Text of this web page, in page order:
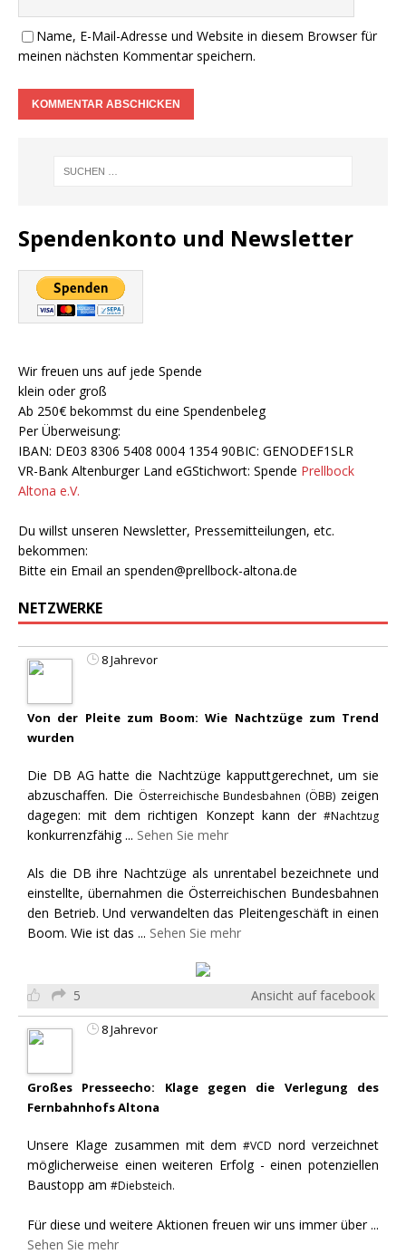
Name, E-Mail-Adresse und Website in diesem Browser für
meinen nächsten Kommentar speichern.
Spendenkonto und Newsletter
Wir freuen uns auf jede Spende
klein oder groß
Ab 250€ bekommst du eine Spendenbeleg
Per Überweisung:
IBAN: DE03 8306 5408 0004 1354 90BIC: GENODEF1SLR
VR-Bank Altenburger Land eGStichwort: Spende Prellbock
Altona e.V.
Du willst unseren Newsletter, Pressemitteilungen, etc.
bekommen:
Bitte ein Email an spenden@prellbock-altona.de
NETZWERKE
8 Jahrevor
Von der Pleite zum Boom: Wie Nachtzüge zum Trend
wurden
Die DB AG hatte die Nachtzüge kapputtgerechnet, um sie
abzuschaffen. Die Österreichische Bundesbahnen (ÖBB) zeigen
dagegen: mit dem richtigen Konzept kann der #Nachtzug
konkurrenzfähig ... Sehen Sie mehr
Als die DB ihre Nachtzüge als unrentabel bezeichnete und
einstellte, übernahmen die Österreichischen Bundesbahnen
den Betrieb. Und verwandelten das Pleitengeschäft in einen
Boom. Wie ist das ... Sehen Sie mehr
5 Ansicht auf facebook
8 Jahrevor
Großes Presseecho: Klage gegen die Verlegung des
Fernbahnhofs Altona
Unsere Klage zusammen mit dem#VCD nord verzeichnet
möglicherweise einen weiteren Erfolg - einen potenziellen
Baustopp am #Diebsteich.
Für diese und weitere Aktionen freuen wir uns immer über ...
Sehen Sie mehr